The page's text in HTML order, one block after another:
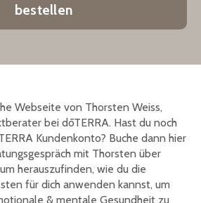
bestellen
Webseite von Thorsten Weiss,
bei dōTERRA. Hast du noch
Kundenkonto? Buche dann hier
mit Thorsten über
herauszufinden, wie du die
für dich anwenden kannst, um
& mentale Gesundheit zu